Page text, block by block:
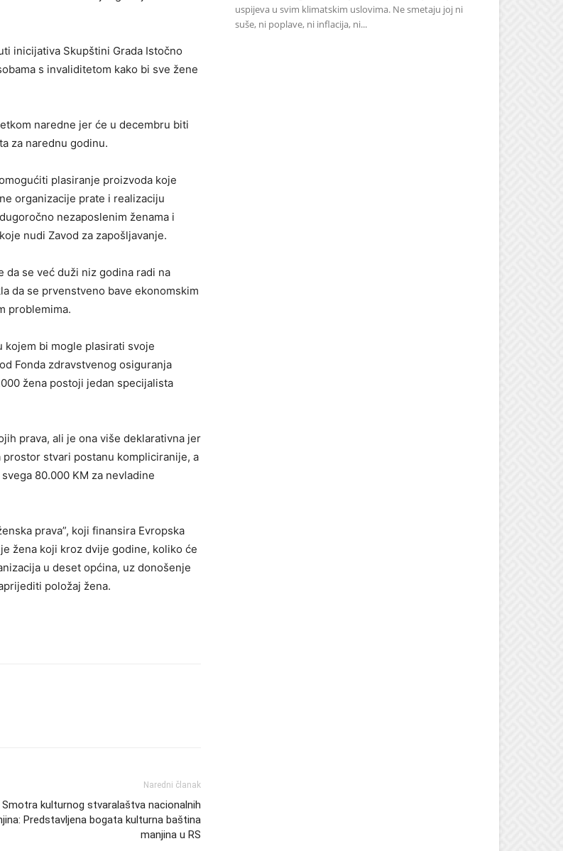
inicijativa Skupštini Grada Istočno
s invaliditetom kako bi sve žene
naredne jer će u decembru biti
za narednu godinu.
plasiranje proizvoda koje
organizacije prate i realizaciju
nezaposlenim ženama i
nudi Zavod za zapošljavanje.
da se već duži niz godina radi na
da se prvenstveno bave ekonomskim
problemima.
kojem bi mogle plasirati svoje
Fonda zdravstvenog osiguranja
žena postoji jedan specijalista
prava, ali je ona više deklarativna jer
stvari postanu kompliciranije, a
80.000 KM za nevladine
prava”, koji finansira Evropska
žena koji kroz dvije godine, koliko će
u deset općina, uz donošenje
položaj žena.
Naredni članak
Smotra kulturnog stvaralaštva nacionalnih
Predstavljena bogata kulturna baština
manjina u RS
uspijeva u svim klimatskim uslovima. Ne smetaju joj ni
suše, ni poplave, ni inflacija, ni...